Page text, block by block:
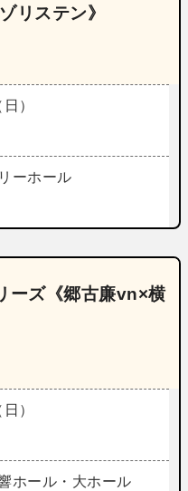
リステン》
）
ーホール
ーズ《郷古廉vn×横
）
ホール・大ホール